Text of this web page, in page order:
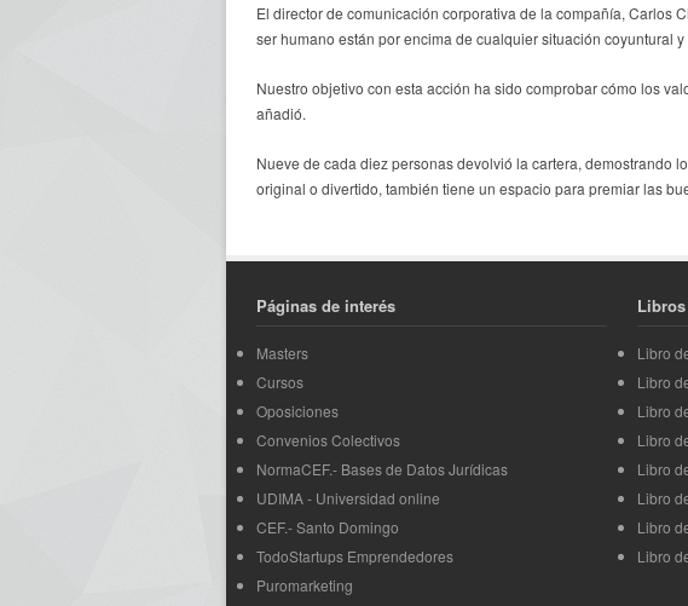
El director de comunicación corporativa de la compañía, Carlos
ser humano están por encima de cualquier situación coyuntural
Nuestro objetivo con esta acción ha sido comprobar cómo los
añadió.
Nueve de cada diez personas devolvió la cartera, demostrando
original o divertido, también tiene un espacio para premiar las
Páginas de interés
Masters
Cursos
Oposiciones
Convenios Colectivos
NormaCEF.- Bases de Datos Jurídicas
UDIMA - Universidad online
CEF.- Santo Domingo
TodoStartups Emprendedores
Puromarketing
Libro
Libro
Libro
Libro
Libro
Libro
Libro
Libro